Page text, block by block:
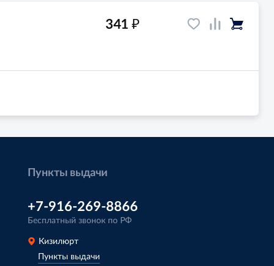
341 ₽
Пункты выдачи
+7-916-269-8866
Бесплатный звонок по РФ
Кизилюрт
Пункты выдачи